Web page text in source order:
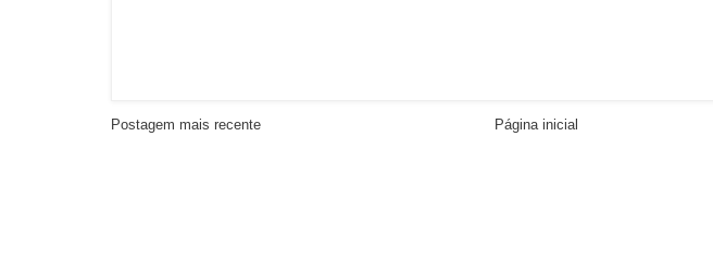
Postagem mais recente Página inicial